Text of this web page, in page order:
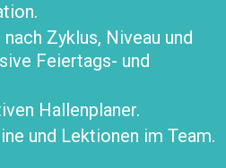
Zyklus, Niveau und
Feiertags- und
Hallenplaner.
und Lektionen im Team.